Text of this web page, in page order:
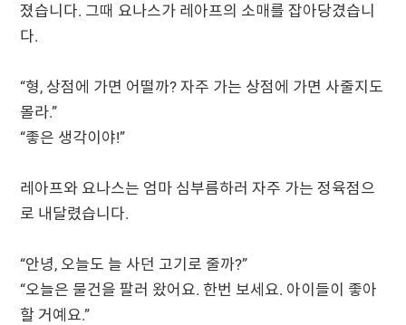
졌습니다. 그때 요나스가 레아프의 소매를 잡아당겼습니
다.
“형, 상점에 가면 어떨까? 자주 가는 상점에 가면 사줄지도
몰라.”
“좋은 생각이야!”
레아프와 요나스는 엄마 심부름하러 자주 가는 정육점으
로 내달렸습니다.
“안녕, 오늘도 늘 사던 고기로 줄까?”
“오늘은 물건을 팔러 왔어요. 한번 보세요. 아이들이 좋아
할 거예요.”